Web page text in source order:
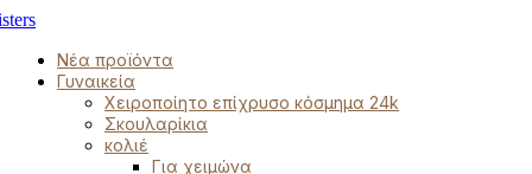
Νέα προϊόντα
Γυναικεία
Χειροποίητο επίχρυσο κόσμημα 24k
Σκουλαρίκια
κολιέ
Για χειμώνα